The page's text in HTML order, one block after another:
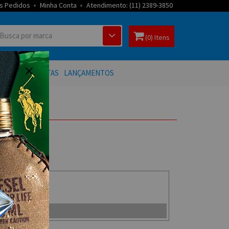
Pedidos Minha Conta Atendimento: (11) 2389-3850
(0) Itens
OFERTAS LANÇAMENTOS